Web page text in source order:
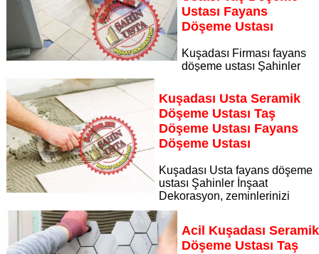
Ustası Fayans
Döşeme Ustası
Kuşadası Firması fayans
döşeme ustası Şahinler
İnşaat Dekorasyon, zeminlerinizi sanat eseri gibi işleyen
uzman kadrosuyla Kuşadası Firması bölgesine özel hizmet
sunuyor
Sayfaya Git
Kuşadası Usta Seramik
Döşeme Ustası Taş
Döşeme Ustası Fayans
Döşeme Ustası
Kuşadası Usta fayans döşeme
ustası Şahinler İnşaat
Dekorasyon, zeminlerinizi
sanat eseri gibi işleyen uzman kadrosuyla Kuşadası Usta
bölgesine özel hizmet sunuyor
Sayfaya Git
Acil Kuşadası Seramik
Döşeme Ustası Taş